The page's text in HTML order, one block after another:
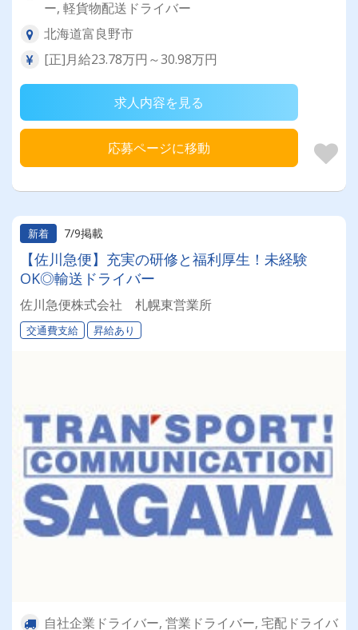
ー, 軽貨物配送ドライバー
北海道富良野市
[正]月給23.78万円～30.98万円
求人内容を見る
応募ページに移動
新着 7/9掲載
【佐川急便】充実の研修と福利厚生！未経験
OK◎輸送ドライバー
佐川急便株式会社 札幌東営業所
交通費支給 昇給あり
自社企業ドライバー, 営業ドライバー, 宅配ドライバ